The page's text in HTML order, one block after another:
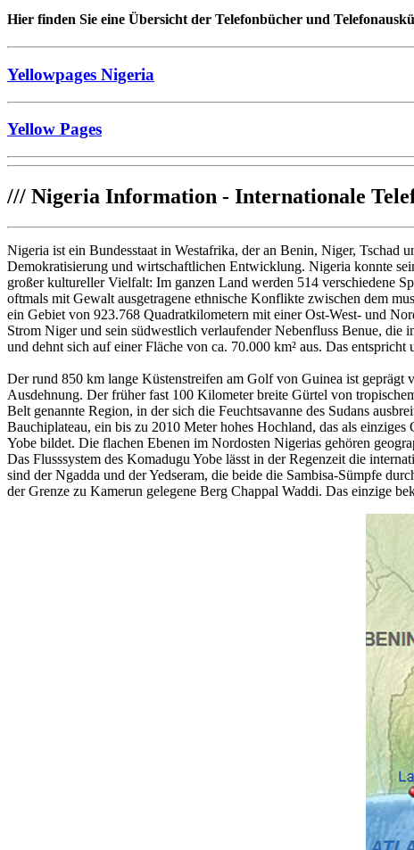
Hier finden Sie eine Übersicht der Telefonbücher und
Yellowpages Nigeria
Yellow Pages
/// Nigeria Information - Internationale
Nigeria ist ein Bundesstaat in Westafrika, der an Benin, Niger, Tschad
Demokratisierung und wirtschaftlichen Entwicklung. Nigeria konnte
großer kultureller Vielfalt: Im ganzen Land werden 514 verschiedene
oftmals mit Gewalt ausgetragene ethnische Konflikte zwischen dem
ein Gebiet von 923.768 Quadratkilometern mit einer Ost-West- und
Strom Niger und sein südwestlich verlaufender Nebenfluss Benue,
und dehnt sich auf einer Fläche von ca. 70.000 km² aus. Das entspricht
Der rund 850 km lange Küstenstreifen am Golf von Guinea ist
Ausdehnung. Der früher fast 100 Kilometer breite Gürtel von
Belt genannte Region, in der sich die Feuchtsavanne des Sudans
Bauchiplateau, ein bis zu 2010 Meter hohes Hochland, das als
Yobe bildet. Die flachen Ebenen im Nordosten Nigerias gehören
Das Flusssystem des Komadugu Yobe lässt in der Regenzeit die
sind der Ngadda und der Yedseram, die beide die Sambisa-Sümpfe
der Grenze zu Kamerun gelegene Berg Chappal Waddi. Das einzige